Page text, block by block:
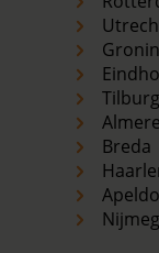
Tilburg
Almere
Breda